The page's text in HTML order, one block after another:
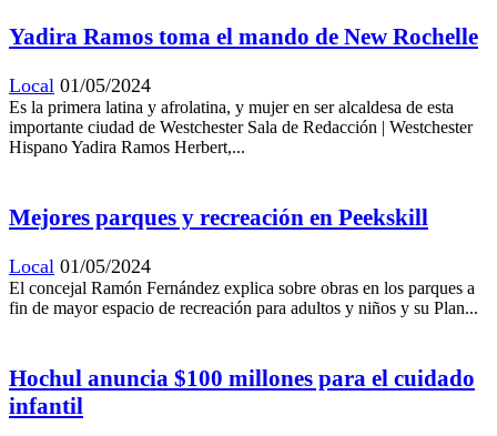
Yadira Ramos toma el mando de New Rochelle
Local 01/05/2024
Es la primera latina y afrolatina, y mujer en ser alcaldesa de esta
importante ciudad de Westchester Sala de Redacción | Westchester
Hispano Yadira Ramos Herbert,...
Mejores parques y recreación en Peekskill
Local 01/05/2024
El concejal Ramón Fernández explica sobre obras en los parques a
fin de mayor espacio de recreación para adultos y niños y su Plan...
Hochul anuncia $100 millones para el cuidado
infantil